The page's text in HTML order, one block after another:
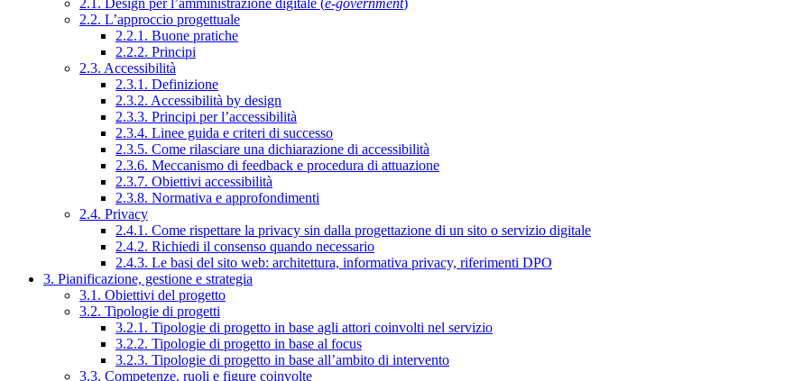
2.1. Design per l’amministrazione digitale (e-government)
2.2. L’approccio progettuale
2.2.1. Buone pratiche
2.2.2. Principi
2.3. Accessibilità
2.3.1. Definizione
2.3.2. Accessibilità by design
2.3.3. Principi per l’accessibilità
2.3.4. Linee guida e criteri di successo
2.3.5. Come rilasciare una dichiarazione di accessibilità
2.3.6. Meccanismo di feedback e procedura di attuazione
2.3.7. Obiettivi accessibilità
2.3.8. Normativa e approfondimenti
2.4. Privacy
2.4.1. Come rispettare la privacy sin dalla progettazione di un sito o servizio digitale
2.4.2. Richiedi il consenso quando necessario
2.4.3. Le basi del sito web: architettura, informativa privacy, riferimenti DPO
3. Pianificazione, gestione e strategia
3.1. Obiettivi del progetto
3.2. Tipologie di progetti
3.2.1. Tipologie di progetto in base agli attori coinvolti nel servizio
3.2.2. Tipologie di progetto in base al focus
3.2.3. Tipologie di progetto in base all’ambito di intervento
3.3. Competenze, ruoli e figure coinvolte